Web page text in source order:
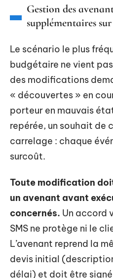
Gestion des
supplémentaires
Le scénario le plus
budgétaire ne vient
des modifications
« découvertes » en
porteur en mauvais
repérée, un souhait de
carrelage : chaque
surcoût.
Toute modification
un avenant avant
concernés. Un accord
SMS ne protège ni le
L’avenant reprend la
devis initial
délai) et doit être